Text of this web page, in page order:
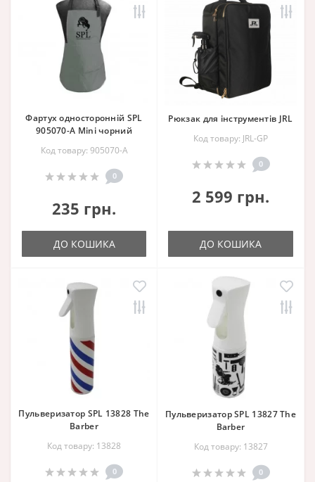
Фартух односторонній SPL
905070-A Mini чорний
Код товару: 905070-A
0
235 грн.
ДО КОШИКА
Рюкзак для інструментів JRL
Код товару: JRL-GP
0
2 599 грн.
ДО КОШИКА
Пульверизатор SPL 13828 The
Barber
Код товару: 13828
0
Пульверизатор SPL 13827 The
Barber
Код товару: 13827
0